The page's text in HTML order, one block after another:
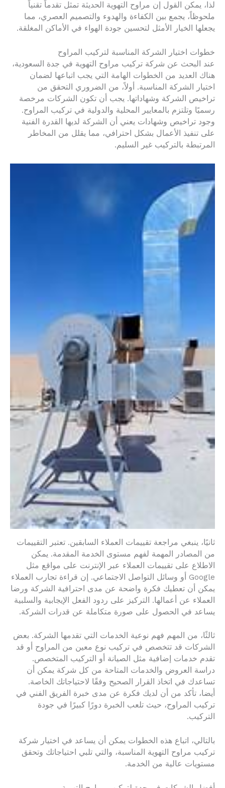
لذا، يمكن القول إن مراوح التهوية الحديثة تمثل تقدماً تقنياً
ملحوظاً، يجمع بين الكفاءة والهدوء والتصميم العصري، مما
يجعلها الخيار الأمثل لتحسين جودة الهواء في الأماكن المغلقة.
خطوات اختيار الشركة المناسبة لتركيب المراوح
عند البحث عن شركة تركيب مراوح التهوية في جدة السعودية،
هناك العديد من الخطوات الهامة التي يجب اتباعها لضمان
اختيار الشركة المناسبة. أولاً، من الضروري التحقق من
تراخيص الشركة وشهاداتها. يجب أن تكون الشركات مرخصة
رسميًا وتلتزم بالمعايير المحلية والدولية في تركيب المراوح.
وجود تراخيص وشهادات يعني أن الشركة لديها القدرة الفنية
على تنفيذ الأعمال بشكل احترافي، مما يقلل من المخاطر
المرتبطة بالتركيب غير السليم.
ثانيًا، ينبغي مراجعة تقييمات العملاء السابقين. تعتبر التقييمات
من المصادر المهمة لفهم مستوى الخدمة المقدمة. يمكن
الاطلاع على تقييمات العملاء عبر الإنترنت على مواقع مثل
Google أو وسائل التواصل الاجتماعي. إن قراءة تجارب العملاء
يمكن أن تعطيك فكرة واضحة عن مدى احترافية الشركة ورضا
العملاء عن أعمالها. التركيز على ردود الفعل الإيجابية والسلبية
يساعد في الحصول على صورة متكاملة عن قدرات الشركة.
ثالثًا، من المهم فهم نوعية الخدمات التي تقدمها الشركة. بعض
الشركات قد تتخصص في تركيب نوع معين من المراوح أو قد
تقدم خدمات إضافية مثل الصيانة أو التركيب المتخصص.
دراسة العروض والخدمات المتاحة من كل شركة يمكن أن
تساعدك في اتخاذ القرار الصحيح وفقًا لاحتياجاتك الخاصة.
أيضا، تأكد من أن لديك فكرة عن مدى خبرة الفريق الفني في
تركيب المراوح، حيث تلعب الخبرة دورًا كبيرًا في جودة
التركيب.
بالتالي، اتباع هذه الخطوات يمكن أن يساعد في اختيار شركة
تركيب مراوح التهوية المناسبة، والتي تلبي احتياجاتك وتحقق
مستويات عالية من الخدمة.